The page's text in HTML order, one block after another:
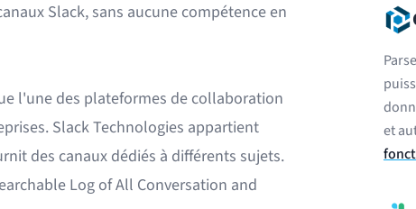
Slack, sans aucune compétence en
l'une des plateformes de collaboration
Slack Technologies appartient
des canaux dédiés à différents sujets.
Log of All Conversation and
et